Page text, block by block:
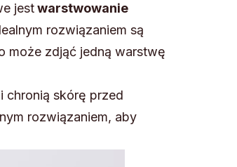
jestwarstwowanie
rozwiązaniem są
może zdjąć jedną warstwę
chronią skórę przed
rozwiązaniem, aby